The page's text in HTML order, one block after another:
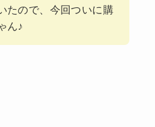
たので、今回ついに購
ん♪